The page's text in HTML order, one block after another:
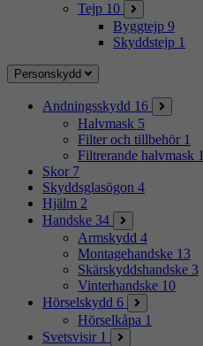
Tejp 10
Byggtejp 9
Skyddstejp 1
Personskydd
Andningsskydd 16
Halvmask 5
Filter och tillbehör 1
Filtrerande halvmask 1
Skor 7
Skyddsglasögon 4
Hjälm 2
Handske 34
Armskydd 4
Montagehandske 13
Skärskyddshandske 3
Vinterhandske 10
Hörselskydd 6
Hörselkåpa 1
Svetsvisir 1